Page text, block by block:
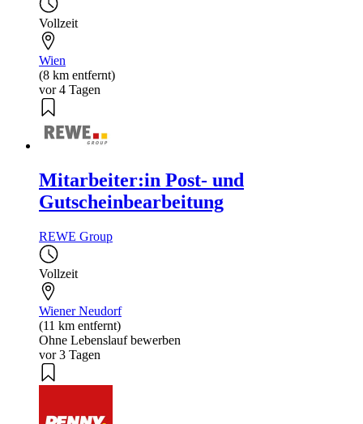
Vollzeit
Wien
(8 km entfernt)
vor 4 Tagen
Mitarbeiter:in Post- und
Gutscheinbearbeitung
REWE Group
Vollzeit
Wiener Neudorf
(11 km entfernt)
Ohne Lebenslauf bewerben
vor 3 Tagen